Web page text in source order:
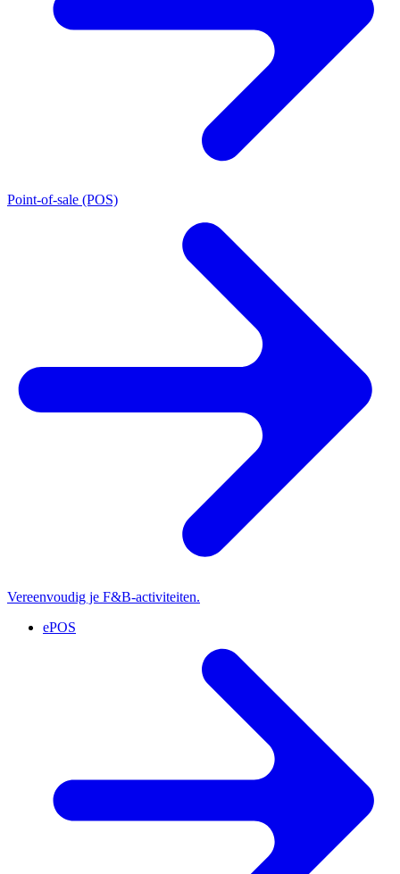
Point-of-sale (POS)
Vereenvoudig je F&B-activiteiten.
ePOS